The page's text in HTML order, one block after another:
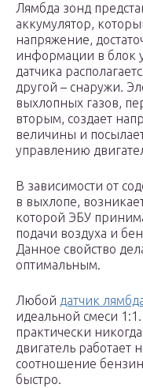
Лямбда зонд
аккумулятор,
напряжение,
информации в блок
датчика
другой – снаружи.
выхлопных газов,
вторым, создает
величины и
управлению
В зависимости от
в выхлопе,
которой ЭБУ
подачи воздуха и
Данное свойство
оптимальным.
Любой датчик
идеальной смеси
практически
двигатель работает
соотношение
быстро.